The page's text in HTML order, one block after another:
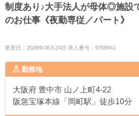
制度あり♪大手法人が母体◎施設
のお仕事《夜勤専従／パート》
更新日：2026年06月24日 求人番号：9768941
勤務地
大阪府 豊中市 山ノ上町4-22
阪急宝塚本線「岡町駅」徒歩10分